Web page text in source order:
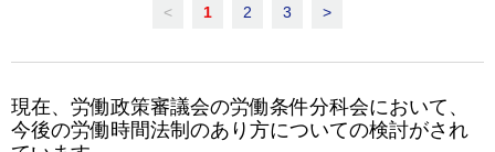
< 1 2 3 >
現在、労働政策審議会の労働条件分科会において、
今後の労働時間法制のあり方についての検討がされ